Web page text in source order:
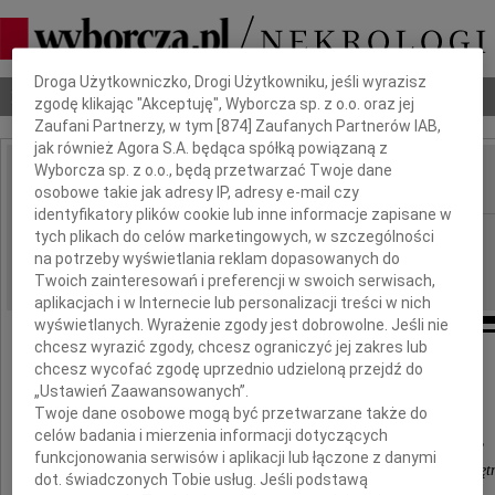
Nekrologi Odeszli Poradnik pogrzebowy
IMIĘ I NAZWISKO:
REGION: Lublin
DATA EMISJI: 18.09.2009
Śmierć stawia nas w obliczu bezsilności,
która nas obezwładnia i zabiera w nieznane.
A kiedy pojawia się kradnąc ukochaną osobę,
przeszywa serce bólem i odznacza w nim swoje
Dbamy o Twoją prywatność
Droga Użytkowniczko, Drogi Użytkowniku, jeśli wyrazisz
zgodę klikając "Akceptuję", Wyborcza sp. z o.o. oraz jej
Zaufani Partnerzy, w tym [874 ] Zaufanych Partnerów IAB,
jak również Agora S.A. będąca spółką powiązaną z
Wyborcza sp. z o.o., będą przetwarzać Twoje dane
osobowe takie jak adresy IP, adresy e-mail czy
identyfikatory plików cookie lub inne informacje zapisane w
tych plikach do celów marketingowych, w szczególności
na potrzeby wyświetlania reklam dopasowanych do
Twoich zainteresowań i preferencji w swoich serwisach,
aplikacjach i w Internecie lub personalizacji treści w nich
wyświetlanych. Wyrażenie zgody jest dobrowolne. Jeśli nie
chcesz wyrazić zgody, chcesz ograniczyć jej zakres lub
chcesz wycofać zgodę uprzednio udzieloną przejdź do
„Ustawień Zaawansowanych”.
Twoje dane osobowe mogą być przetwarzane także do
celów badania i mierzenia informacji dotyczących
funkcjonowania serwisów i aplikacji lub łączone z danymi
dot. świadczonych Tobie usług. Jeśli podstawą